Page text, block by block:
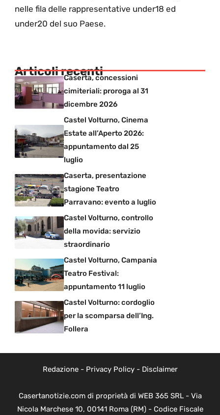
nelle fila delle rappresentative under18 ed
under20 del suo Paese.
Articoli recenti
Caserta, concessioni
cimiteriali: proroga al 31
dicembre 2026
Castel Volturno, Cinema
Estate all’Aperto 2026:
appuntamento dal 25
luglio
Caserta, presentazione
stagione Teatro
Parravano: evento a luglio
Castel Volturno, controllo
della movida: servizio
straordinario
Castel Volturno, Campania
Teatro Festival:
appuntamento 11 luglio
Castel Volturno: cordoglio
per la scomparsa dell’Ing.
Follera
Redazione- Privacy Policy- Disclaimer
Casertanotizie.com di proprietà di WEB 365 SRL - Via
Nicola Marchese 10, 00141 Roma (RM) - Codice Fiscale